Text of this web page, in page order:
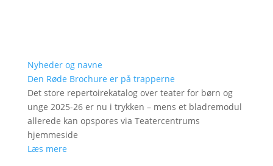
Nyheder og navne
Den Røde Brochure er på trapperne
Det store repertoirekatalog over teater for børn og
unge 2025-26 er nu i trykken – mens et bladremodul
allerede kan opspores via Teatercentrums
hjemmeside
Læs mere